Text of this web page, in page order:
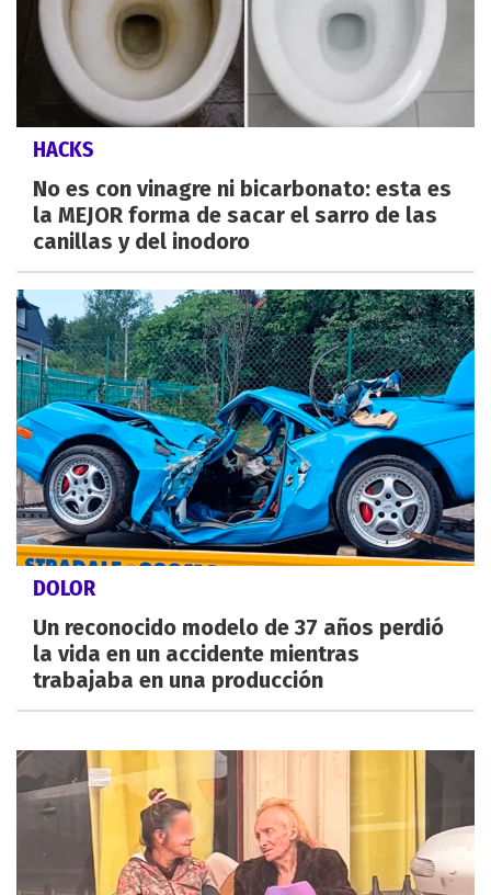
HACKS
No es con vinagre ni bicarbonato: esta es
la MEJOR forma de sacar el sarro de las
canillas y del inodoro
DOLOR
Un reconocido modelo de 37 años perdió
la vida en un accidente mientras
trabajaba en una producción